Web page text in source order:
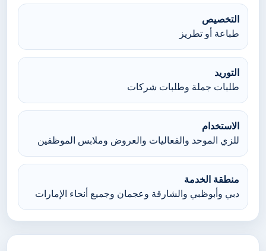
التخصيص
طباعة أو تطريز
التوريد
طلبات جملة وطلبات شركات
الاستخدام
للزي الموحد والفعاليات والعروض وملابس الموظفين
منطقة الخدمة
دبي وأبوظبي والشارقة وعجمان وجميع أنحاء الإمارات